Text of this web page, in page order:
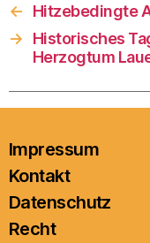
←
Hitzebedingte
→
Historisches
Herzogtum
Impressum
Kontakt
Datenschutz
Recht